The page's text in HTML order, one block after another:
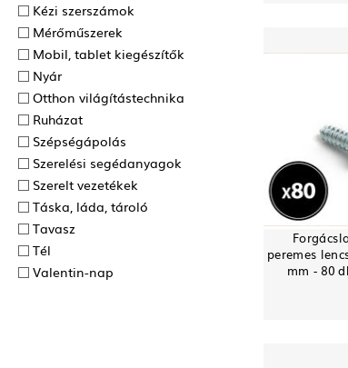
Kézi szerszámok
Mérőműszerek
Mobil, tablet kiegészítők
Nyár
Otthon világítástechnika
Ruházat
Szépségápolás
Szerelési segédanyagok
Szerelt vezetékek
Táska, láda, tároló
Tavasz
Tél
Valentin-nap
peremes
mm - 80